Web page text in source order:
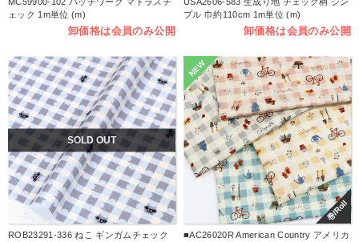
ェック 1m単位 (m)
卸価格は会員のみ公開
プル 巾約110cm 1m単位 (m)
卸価格は会員のみ公開
SOLD OUT
ROB23291-336 ねこ ギンガムチェック
NEW
巻/Roll
■AC26020R American Country アメリカ